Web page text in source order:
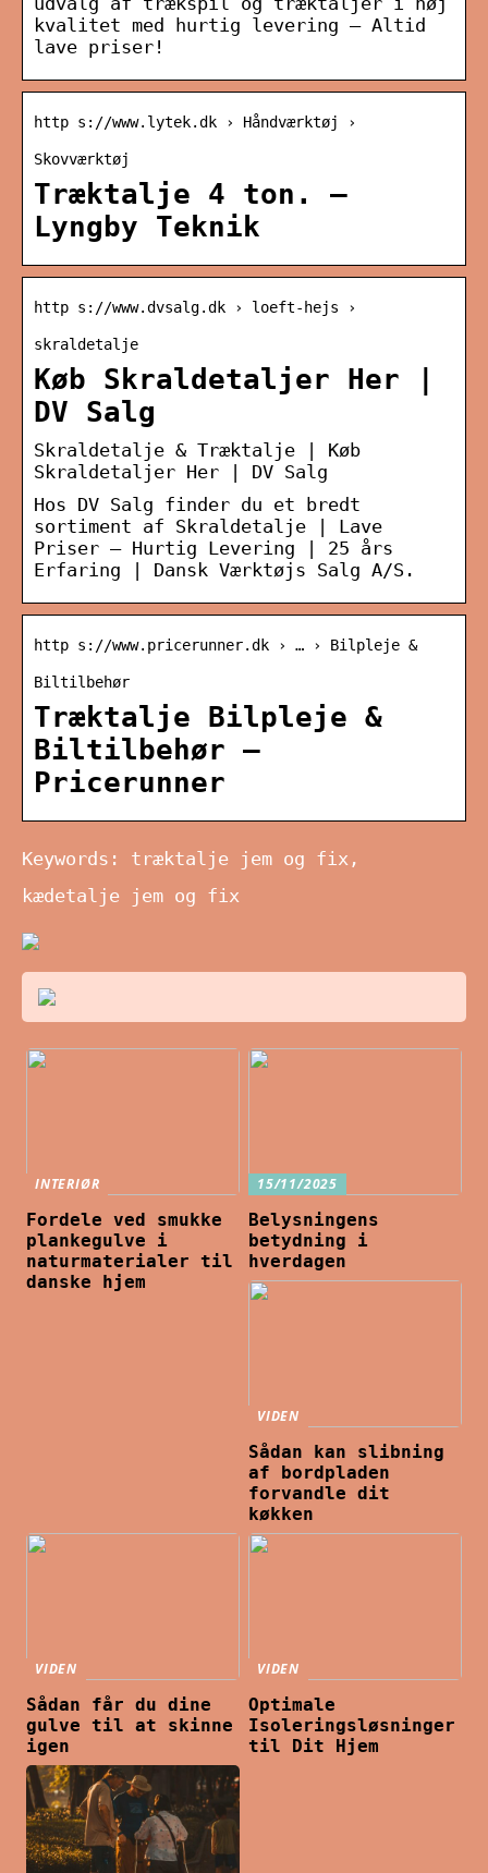
kvalitet med hurtig levering – Altid
lave priser!
http s://www.lytek.dk › Håndværktøj ›
Skovværktøj
Træktalje 4 ton. –
Lyngby Teknik
http s://www.dvsalg.dk › loeft-hejs ›
skraldetalje
Køb Skraldetaljer Her |
DV Salg
Skraldetalje & Træktalje | Køb
Skraldetaljer Her | DV Salg
Hos DV Salg finder du et bredt
sortiment af Skraldetalje | Lave
Priser – Hurtig Levering | 25 års
Erfaring | Dansk Værktøjs Salg A/S.
http s://www.pricerunner.dk › … › Bilpleje &
Biltilbehør
Træktalje Bilpleje &
Biltilbehør –
Pricerunner
Keywords: træktalje jem og fix,
kædetalje jem og fix
INTERIØR
Fordele ved smukke
plankegulve i
naturmaterialer til
danske hjem
15/11/2025
Belysningens
betydning i
hverdagen
VIDEN
Sådan kan slibning
af bordpladen
forvandle dit
køkken
VIDEN
Sådan får du dine
gulve til at skinne
igen
VIDEN
Optimale
Isoleringsløsninger
til Dit Hjem